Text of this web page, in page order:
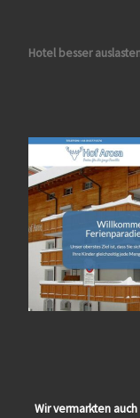
Hotel besser
Wir vermarkten